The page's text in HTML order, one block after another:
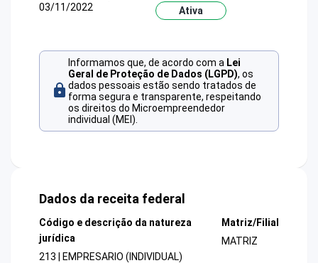
03/11/2022
Ativa
Informamos que, de acordo com a Lei
Geral de Proteção de Dados (LGPD), os
dados pessoais estão sendo tratados de
forma segura e transparente, respeitando
os direitos do Microempreendedor
individual (MEI).
Dados da receita federal
Código e descrição da natureza
jurídica
213 | EMPRESARIO (INDIVIDUAL)
Matriz/Filial
MATRIZ